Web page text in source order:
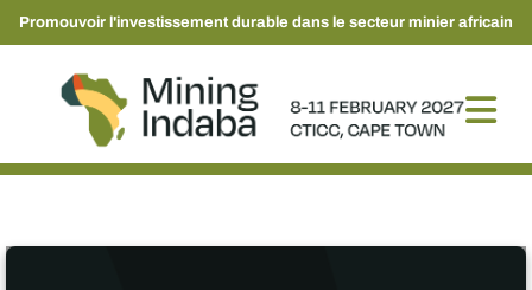
Promouvoir l'investissement durable dans le secteur minier africain